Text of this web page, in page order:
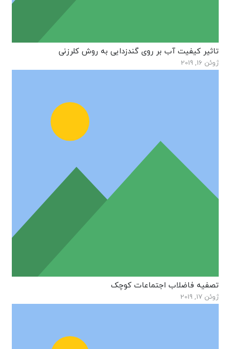
تاثیر کیفیت آب بر روی گندزدایی به روش کلرزنی
ژوئن 16, 2019
تصفیه فاضلاب اجتماعات کوچک
ژوئن 17, 2019